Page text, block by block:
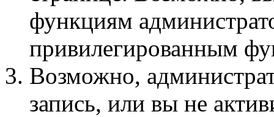
функциям
привилегированным
Возможно,
запись, или вы не